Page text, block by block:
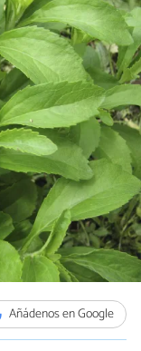
Añádenos en Google